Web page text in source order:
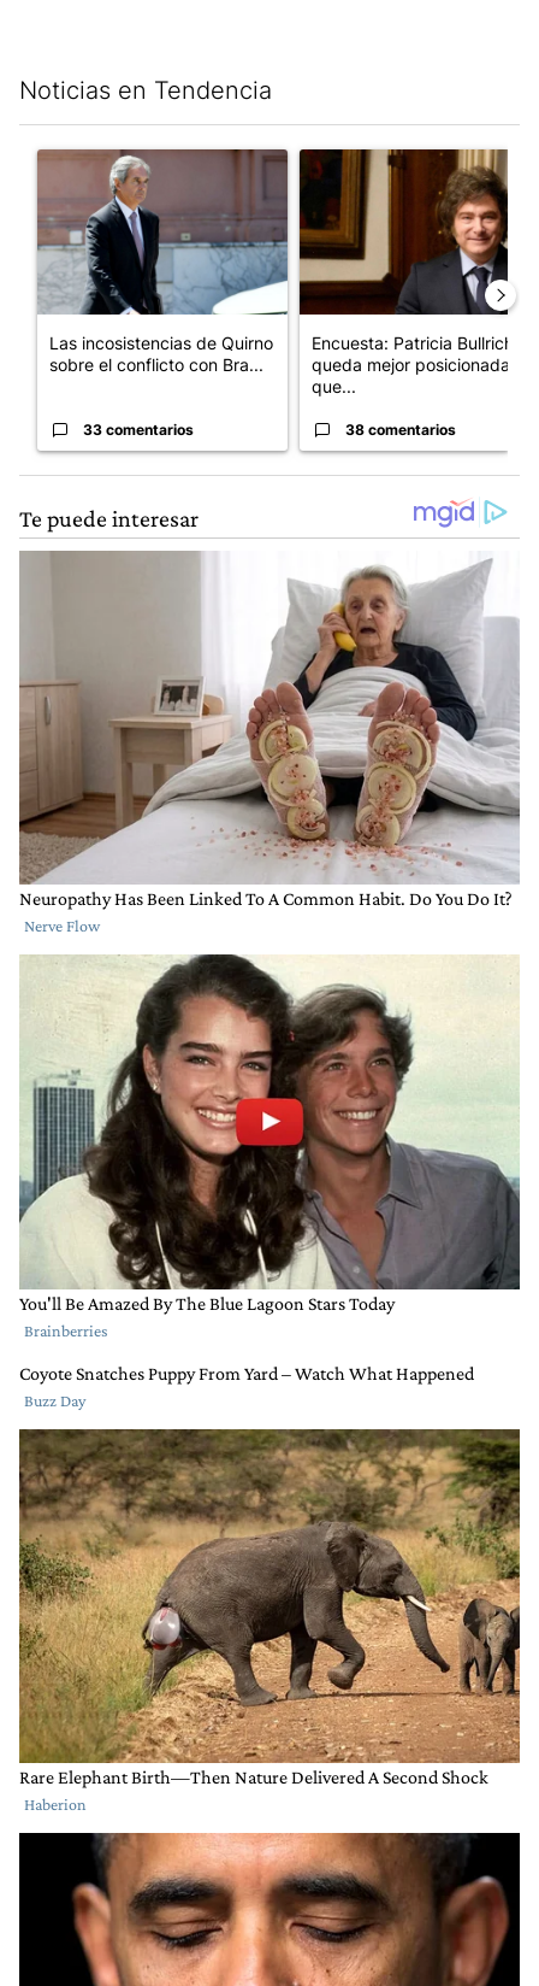
Noticias en Tendencia
Un artículo de tendencia con el título "Las incosistencias de
Las incosistencias de Quirno
sobre el conflicto con Bra...
33 comentarios
Un artículo de tendencia con
Encuesta: Patricia Bullrich
queda mejor posicionada
que...
38 comentarios